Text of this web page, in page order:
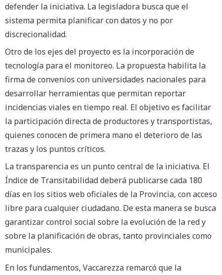
defender la iniciativa. La legisladora busca que el
sistema permita planificar con datos y no por
discrecionalidad.
Otro de los ejes del proyecto es la incorporación de
tecnología para el monitoreo. La propuesta habilita la
firma de convenios con universidades nacionales para
desarrollar herramientas que permitan reportar
incidencias viales en tiempo real. El objetivo es facilitar
la participación directa de productores y transportistas,
quienes conocen de primera mano el deterioro de las
trazas y los puntos críticos.
La transparencia es un punto central de la iniciativa. El
Índice de Transitabilidad deberá publicarse cada 180
días en los sitios web oficiales de la Provincia, con acceso
libre para cualquier ciudadano. De esta manera se busca
garantizar control social sobre la evolución de la red y
sobre la planificación de obras, tanto provinciales como
municipales.
En los fundamentos, Vaccarezza remarcó que la